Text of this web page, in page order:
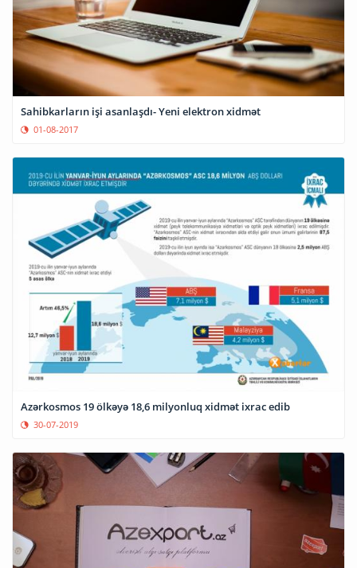
Sahibkarların işi asanlaşdı- Yeni elektron xidmət
01-08-2017
Azərkosmos 19 ölkəyə 18,6 milyonluq xidmət ixrac edib
30-07-2019